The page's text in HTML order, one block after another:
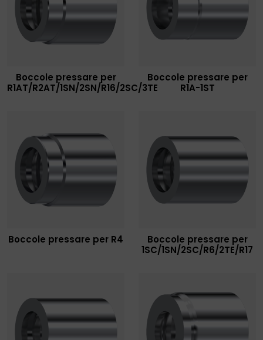
Boccole pressare per
R1AT/R2AT/1SN/2SN/R16/2SC/3TE
Boccole pressare per
R1A-1ST
Boccole pressare per R4
Boccole pressare per
1SC/1SN/2SC/R6/2TE/R17